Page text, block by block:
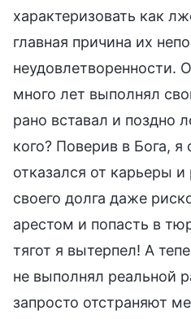
характеризовать как
главная причина их
неудовлетворенности.
много лет выполнял
рано вставал и поздно
кого? Поверив в Бога,
отказался от карьеры
своего долга даже
арестом и попасть в
тягот я вытерпел! А
не выполнял реальной
запросто отстраняют